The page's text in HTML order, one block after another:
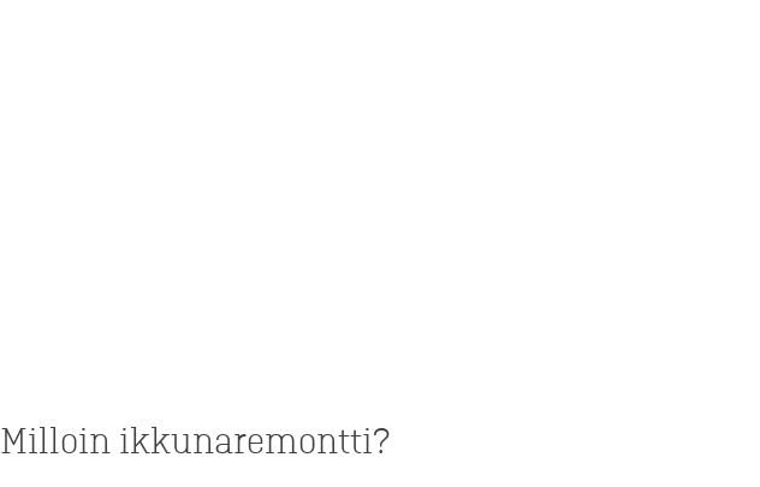
Milloin ikkunaremontti?